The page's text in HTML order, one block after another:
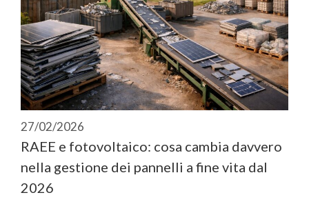
27/02/2026
RAEE e fotovoltaico: cosa cambia davvero
nella gestione dei pannelli a fine vita dal
2026